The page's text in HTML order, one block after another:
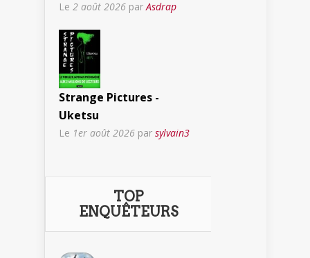
Le 2 août 2026 par Asdrap
Strange Pictures -
Uketsu
Le 1er août 2026 par sylvain3
TOP
ENQUÊTEURS